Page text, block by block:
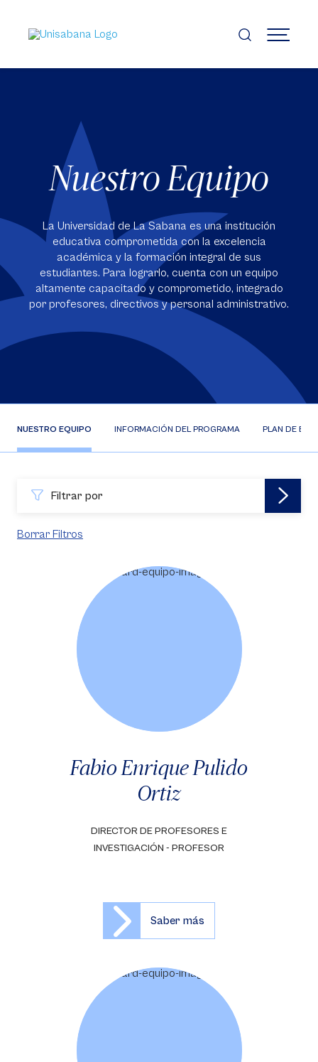
contenido
principal
MENÚ
Nuestro Equipo
La Universidad de La Sabana es una institución
educativa comprometida con la excelencia
académica y la formación integral de sus
estudiantes. Para lograrlo, cuenta con un equipo
altamente capacitado y comprometido, integrado
por profesores, directivos y personal administrativo.
NUESTRO EQUIPO INFORMACIÓN DEL PROGRAMA PLAN DE
Filtrar por
Borrar Filtros
Fabio Enrique Pulido
Ortiz
DIRECTOR DE PROFESORES E
INVESTIGACIÓN - PROFESOR
Saber más